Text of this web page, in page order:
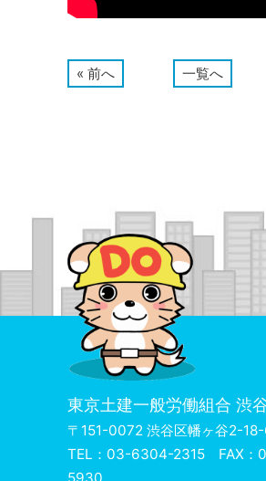
« 前へ 一覧へ
東京土建一般労働組合 渋
〒151-0072 渋谷区幡ヶ谷2-
TEL：03-6304-2315 FAX：
5930